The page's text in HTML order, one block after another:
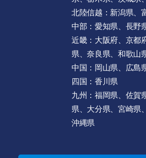
北陸信越：新潟県、
中部：愛知県、長野
近畿：大阪府、京都
県、奈良県、和歌山
中国：岡山県、広島
四国：香川県
九州：福岡県、佐賀
県、大分県、宮崎県
沖縄県